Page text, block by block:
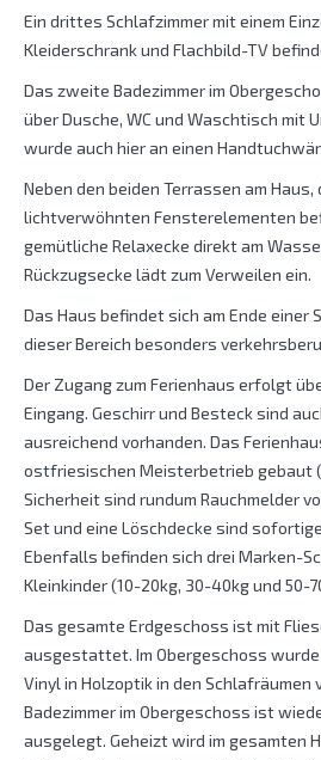
Ein drittes Schlafzimmer mit einem
Kleiderschrank und Flachbild-TV
Das zweite Badezimmer im
über Dusche, WC und Waschtisch mit
wurde auch hier an einen
Neben den beiden Terrassen am
lichtverwöhnten Fensterelementen
gemütliche Relaxecke direkt am
Rückzugsecke lädt zum Verweilen ein.
Das Haus befindet sich am Ende einer
dieser Bereich besonders
Der Zugang zum Ferienhaus erfolgt
Eingang. Geschirr und Besteck sind
ausreichend vorhanden. Das
ostfriesischen Meisterbetrieb gebaut
Sicherheit sind rundum Rauchmelder
Set und eine Löschdecke sind
Ebenfalls befinden sich drei Marken-
Kleinkinder (10-20kg, 30-40kg und 50-
Das gesamte Erdgeschoss ist mit
ausgestattet. Im Obergeschoss
Vinyl in Holzoptik in den Schlafräumen
Badezimmer im Obergeschoss ist
ausgelegt. Geheizt wird im gesamten